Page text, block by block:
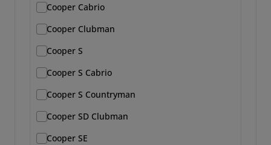
Cooper Cabrio
Cooper Clubman
Cooper S
Cooper S Cabrio
Cooper S Countryman
Cooper SD Clubman
Cooper SE